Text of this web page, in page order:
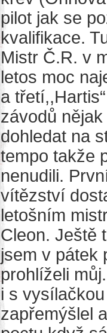
pilot jak se
kvalifikace.
Mistr Č.R. v
letos moc
a
závodů
dohledat na
tempo takže
nenudili.
vítězství
letošním
Cleon. Ještě
jsem v pátek
prohlíželi
i s
zapřemýšlel